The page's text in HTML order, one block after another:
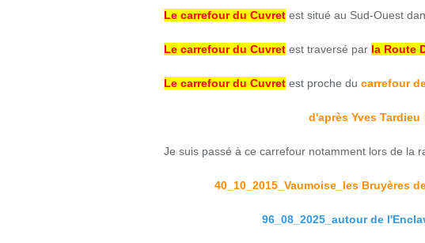
Le carrefour du Cuvret est situé au Sud-Ouest
Le carrefour du Cuvret est traversé par la Route
Le carrefour du Cuvret est proche du carrefour
d'après Yves Tardieu
Je suis passé à ce carrefour notamment lors de la
40_10_2015_Vaumoise_les Bruyères
96_08_2025_autour de